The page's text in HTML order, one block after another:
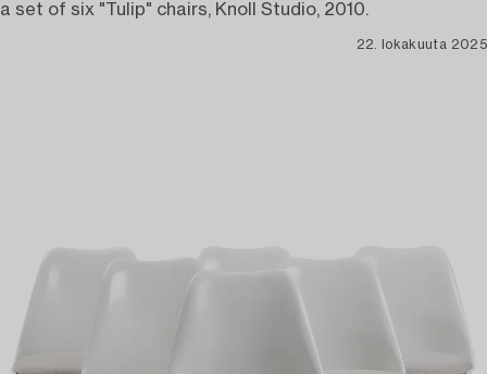
a set of six "Tulip" chairs, Knoll Studio, 2010.
22. lokakuuta 2025